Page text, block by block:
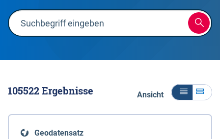
105522Ergebnisse Ansicht
Geodatensatz